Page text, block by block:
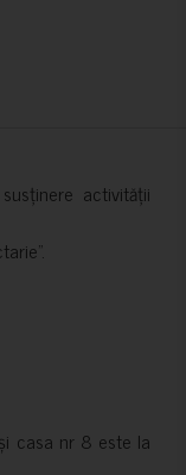
activității
casa nr 8 este la